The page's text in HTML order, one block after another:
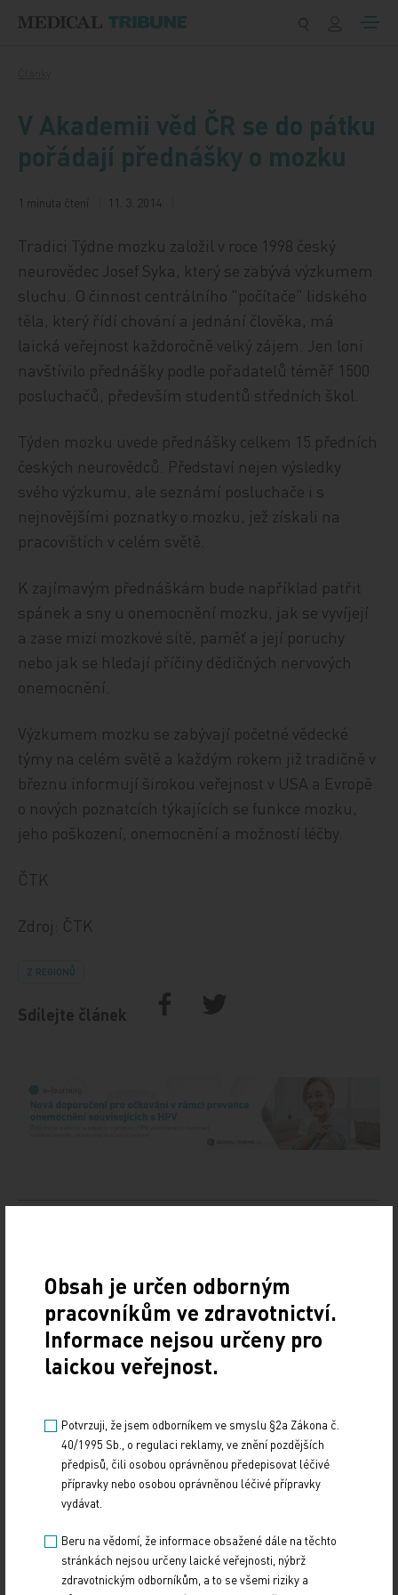
V Akademii věd ČR se do pátku
pořádají přednášky o mozku
1 minuta čtení 11. 3. 2014
Tradici Týdne mozku založil v roce 1998 český
neurovědec Josef Syka, který se zabývá výzkumem
sluchu. O činnost centrálního "počítače" lidského
těla, který řídí chování a jednání člověka, má
laická veřejnost každoročně velký zájem. Jen loni
navštívilo přednášky podle pořadatelů téměř 1500
posluchačů, především studentů středních škol.
Týden mozku uvede přednášky celkem 15 předních
českých neurovědců. Představí nejen výsledky
svého výzkumu, ale seznámí posluchače i s
nejnovějšími poznatky o mozku, jež získali na
pracovištích v celém světě.
K zajímavým přednáškám bude například patřit
spánek a sny u onemocnění mozku, jak se vyvíjejí
a zase mizí mozkové sítě, paměť a její poruchy
nebo jak se hledají příčiny dědičných nervových
onemocnění.
Výzkumem mozku se zabývají početné vědecké
týmy na celém světě a každým rokem již tradičně v
březnu informují širokou veřejnost v USA a Evropě
o nových poznatcích týkajících se funkce mozku,
jeho poškození, onemocnění a možností léčby.
ČTK
Zdroj: ČTK
Z REGIONŮ
Sdílejte článek
19. světový kongres Controversies in Neurology
(CONy)
10. 3. 2025
19. světový kongres Controversies in Neurology (CONy)
se bude konat v termínu 20.–22. března 2025 v Praze.
Vystavování ePoukazů
17. 12. 2024
Dnešní Poradna přináší přehled o tom, jak funguje
ePoukaz, kde ho lze uplatnit a jaké možnosti má lékař
při jeho předání pacientovi. Představí mimo…
NUDZ nabízí kurs pro rodiče dětí s úzkostí
Obsah je určen odborným
pracovníkům ve zdravotnictví.
Informace nejsou určeny pro
laickou veřejnost.
Potvrzuji, že jsem odborníkem ve smyslu §2a Zákona č.
40/1995 Sb., o regulaci reklamy, ve znění pozdějších
předpisů, čili osobou oprávněnou předepisovat léčivé
přípravky nebo osobou oprávněnou léčivé přípravky
vydávat.
Beru na vědomí, že informace obsažené dále na těchto
stránkách nejsou určeny laické veřejnosti, nýbrž
zdravotnickým odborníkům, a to se všemi riziky a